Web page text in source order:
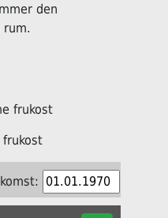
den
frukost
frukost